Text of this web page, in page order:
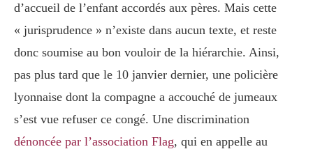
d’accueil de l’enfant accordés aux pères. Mais cette
« jurisprudence » n’existe dans aucun texte, et reste
donc soumise au bon vouloir de la hiérarchie. Ainsi,
pas plus tard que le 10 janvier dernier, une policière
lyonnaise dont la compagne a accouché de jumeaux
s’est vue refuser ce congé. Une discrimination
dénoncée par l’association Flag, qui en appelle au